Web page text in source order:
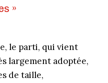
»
le parti, qui vient
largement adoptée,
de taille,